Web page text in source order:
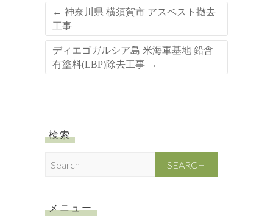
← 神奈川県 横須賀市 アスベスト撤去
工事
ディエゴガルシア島 米海軍基地 鉛含
有塗料(LBP)除去工事 →
検索
c
メニュー